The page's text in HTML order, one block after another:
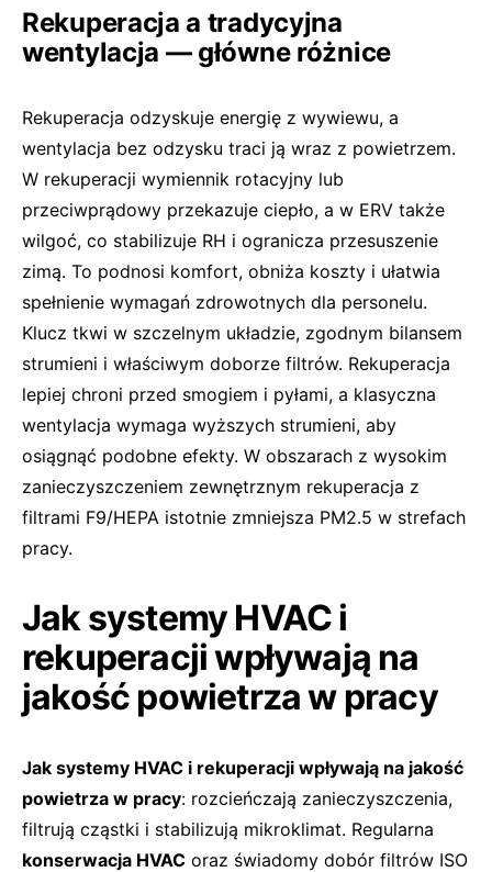
Rekuperacja a tradycyjna
wentylacja — główne różnice
Rekuperacja odzyskuje energię z wywiewu, a
wentylacja bez odzysku traci ją wraz z powietrzem.
W rekuperacji wymiennik rotacyjny lub
przeciwprądowy przekazuje ciepło, a w ERV także
wilgoć, co stabilizuje RH i ogranicza przesuszenie
zimą. To podnosi komfort, obniża koszty i ułatwia
spełnienie wymagań zdrowotnych dla personelu.
Klucz tkwi w szczelnym układzie, zgodnym bilansem
strumieni i właściwym doborze filtrów. Rekuperacja
lepiej chroni przed smogiem i pyłami, a klasyczna
wentylacja wymaga wyższych strumieni, aby
osiągnąć podobne efekty. W obszarach z wysokim
zanieczyszczeniem zewnętrznym rekuperacja z
filtrami F9/HEPA istotnie zmniejsza PM2.5 w strefach
pracy.
Jak systemy HVAC i
rekuperacji wpływają na
jakość powietrza w pracy
Jak systemy HVAC i rekuperacji wpływają na jakość
powietrza w pracy: rozcieńczają zanieczyszczenia,
filtrują cząstki i stabilizują mikroklimat. Regularna
konserwacja HVAC oraz świadomy dobór filtrów ISO